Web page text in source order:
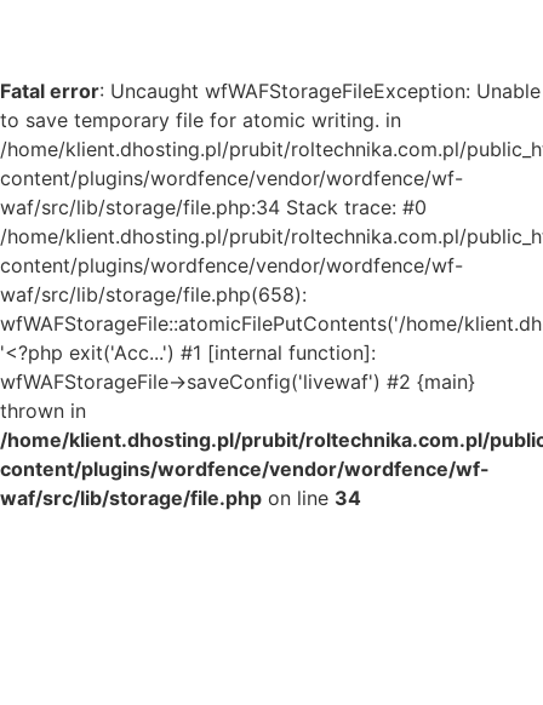
Fatal error: Uncaught wfWAFStorageFileException: Unable
to save temporary file for atomic writing. in
/home/klient.dhosting.pl/prubit/roltechnika.com.pl/
content/plugins/wordfence/vendor/wordfence/wf-
waf/src/lib/storage/file.php:34 Stack trace: #0
/home/klient.dhosting.pl/prubit/roltechnika.com.pl/
content/plugins/wordfence/vendor/wordfence/wf-
waf/src/lib/storage/file.php(658):
wfWAFStorageFile::atomicFilePutContents('/home/
'<?php exit('Acc...') #1 [internal function]:
wfWAFStorageFile->saveConfig('livewaf') #2 {main}
thrown in
/home/klient.dhosting.pl/prubit/roltechnika.com.pl/
content/plugins/wordfence/vendor/wordfence/wf-
waf/src/lib/storage/file.php on line 34